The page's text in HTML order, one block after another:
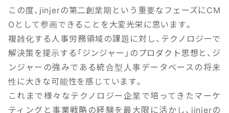
この度、jinjerの第二創業期という重要なフェーズにCM
Oとして参画できることを大変光栄に思います。
複雑化する人事労務領域の課題に対し、テクノロジーで
解決策を提示する「ジンジャー」のプロダクト思想と、ジ
ンジャーの強みである統合型人事データベースの将来
性に大きな可能性を感じています。
これまで様々なテクノロジー企業で培ってきたマーケ
ティングと事業戦略の経験を最大限に活かし、jinjerの